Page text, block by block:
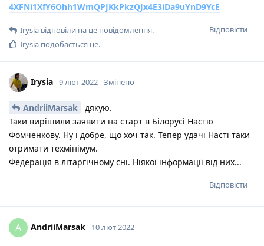
4XFNi1XfY6Ohh1WmQPJKkPkzQJx4E3iDa9uYnD9YcE
Відповісти
Irysia відповіли на це повідомлення.
Irysia подобається це.
Irysia 9 лют 2022 Змінено
AndriiMarsak
дякую.
Таки вирішили заявити на старт в Білорусі Настю
Фомченкову. Ну і добре, що хоч так. Тепер удачі Насті таки
отримати техмінімум.
Федерація в літаргічному сні. Ніякої інформації від них...
Відповісти
A AndriiMarsak 10 лют 2022